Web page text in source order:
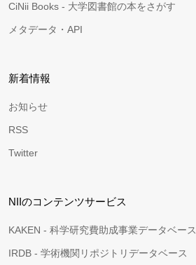
CiNii Books - 大学図書館の本をさがす
メタデータ・API
新着情報
お知らせ
RSS
Twitter
NIIのコンテンツサービス
KAKEN - 科学研究費助成事業データベース
IRDB - 学術機関リポジトリデータベース